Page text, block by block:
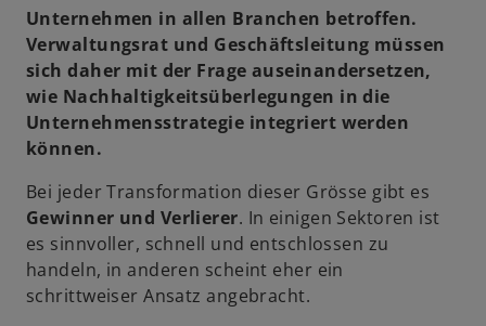
Unternehmen in allen Branchen betroffen.
Verwaltungsrat und Geschäftsleitung müssen
sich daher mit der Frage auseinandersetzen,
wie Nachhaltigkeitsüberlegungen in die
Unternehmensstrategie integriert werden
können.
Bei jeder Transformation dieser Grösse gibt es
Gewinner und Verlierer. In einigen Sektoren ist
es sinnvoller, schnell und entschlossen zu
handeln, in anderen scheint eher ein
schrittweiser Ansatz angebracht.